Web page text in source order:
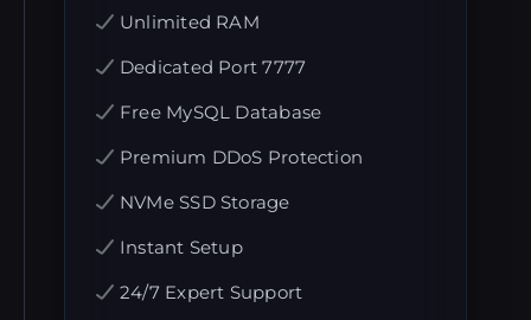
Unlimited RAM
Dedicated Port 7777
Free MySQL Database
Premium DDoS Protection
NVMe SSD Storage
Instant Setup
24/7 Expert Support